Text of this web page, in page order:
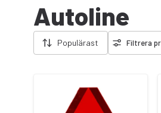
Autoline
Populärast Filtrera
Ta bort filter